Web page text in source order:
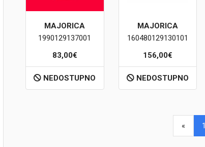
MAJORICA
1990129137001
83,00€
NEDOSTUPNO
MAJORICA
160480129130101
156,00€
NEDOSTUPNO
« 1